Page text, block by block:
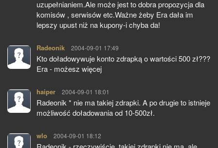
uzupełnianiem.Ale może jest to dobra propozycja dla
komisów , serwisów etc.Ważne żeby Era dała im
lepszy upust niż na kupony-i chyba da!
Radeonik pisze:
2004-09-01 17:49
Kto doładowywuje konto zdrapką o wartości 500 zł???
Era - możesz więcej
haiper pisze:
2004-09-01 18:01
Radeonik * nie ma takiej zdrapki. A po drugie to istnieje
możliwość doładowania od 10-500zł.
wlo pisze:
2004-09-01 18:12